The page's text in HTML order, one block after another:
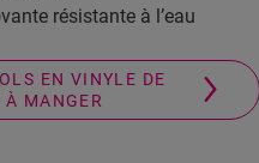
résistante à l’eau
EN VINYLE DE
À MANGER